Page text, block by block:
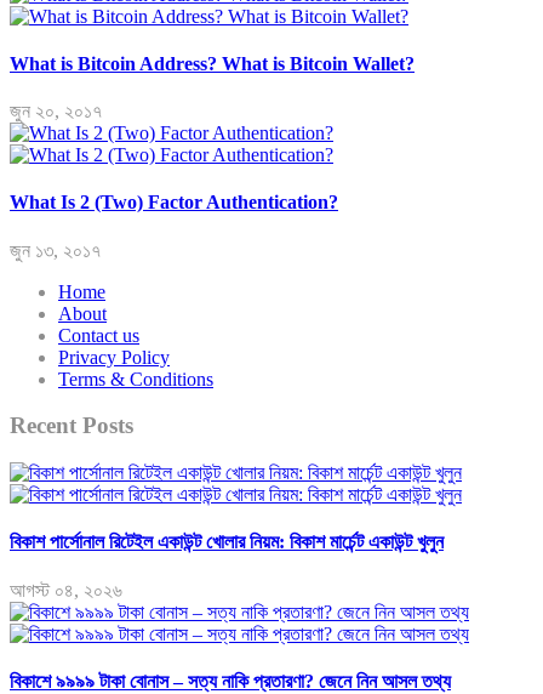
What is Bitcoin Address? What is Bitcoin Wallet?
জুন ২০, ২০১৭
What Is 2 (Two) Factor Authentication?
জুন ১৩, ২০১৭
Home
About
Contact us
Privacy Policy
Terms & Conditions
Recent Posts
বিকাশ পার্সোনাল রিটেইল একাউন্ট খোলার নিয়ম: বিকাশ মার্চেন্ট একাউন্ট খুলুন
আগস্ট ০৪, ২০২৬
বিকাশে ৯৯৯৯ টাকা বোনাস – সত্য নাকি প্রতারণা? জেনে নিন আসল তথ্য